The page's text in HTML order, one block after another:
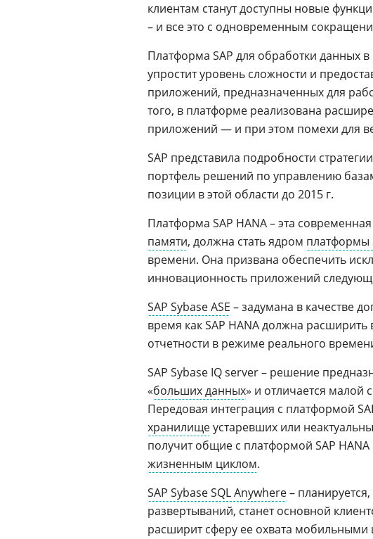
клиентам станут доступны новые
– и все это с одновременным
Платформа SAP для обработки данных
упростит уровень сложности и
приложений, предназначенных для
того, в платформе реализована
приложений — и при этом помехи для
SAP представила подробности
портфель решений по управлению
позиции в этой области до 2015 г.
Платформа SAP HANA – эта
памяти, должна стать ядром платформы
времени. Она призвана обеспечить
инновационность приложений
SAP Sybase ASE – задумана в качестве
время как SAP HANA должна
отчетности в режиме реального
SAP Sybase IQ server – решение
«больших данных» и отличается малой
Передовая интеграция с платформой
хранилищеустаревших или
получит общие с платформой SAP
жизненным циклом.
SAP Sybase SQL Anywhere–
развертываний, станет основной
расширит сферу ее охвата